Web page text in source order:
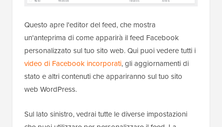
Questo apre l'editor del feed, che mostra
un'anteprima di come apparirà il feed Facebook
personalizzato sul tuo sito web. Qui puoi vedere tutti i
video di Facebook incorporati, gli aggiornamenti di
stato e altri contenuti che appariranno sul tuo sito
web WordPress.
Sul lato sinistro, vedrai tutte le diverse impostazioni